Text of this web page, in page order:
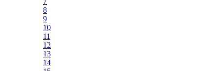
8
9
10
11
12
13
14